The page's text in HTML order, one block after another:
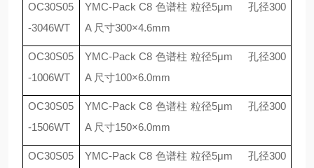
OC30S05
-3046WT
YMC-Pack C8 色谱柱 粒径5μm 孔径300
A 尺寸300×4.6mm
OC30S05
-1006WT
YMC-Pack C8 色谱柱 粒径5μm 孔径300
A 尺寸100×6.0mm
OC30S05
-1506WT
YMC-Pack C8 色谱柱 粒径5μm 孔径300
A 尺寸150×6.0mm
OC30S05
YMC-Pack C8 色谱柱 粒径5μm 孔径300